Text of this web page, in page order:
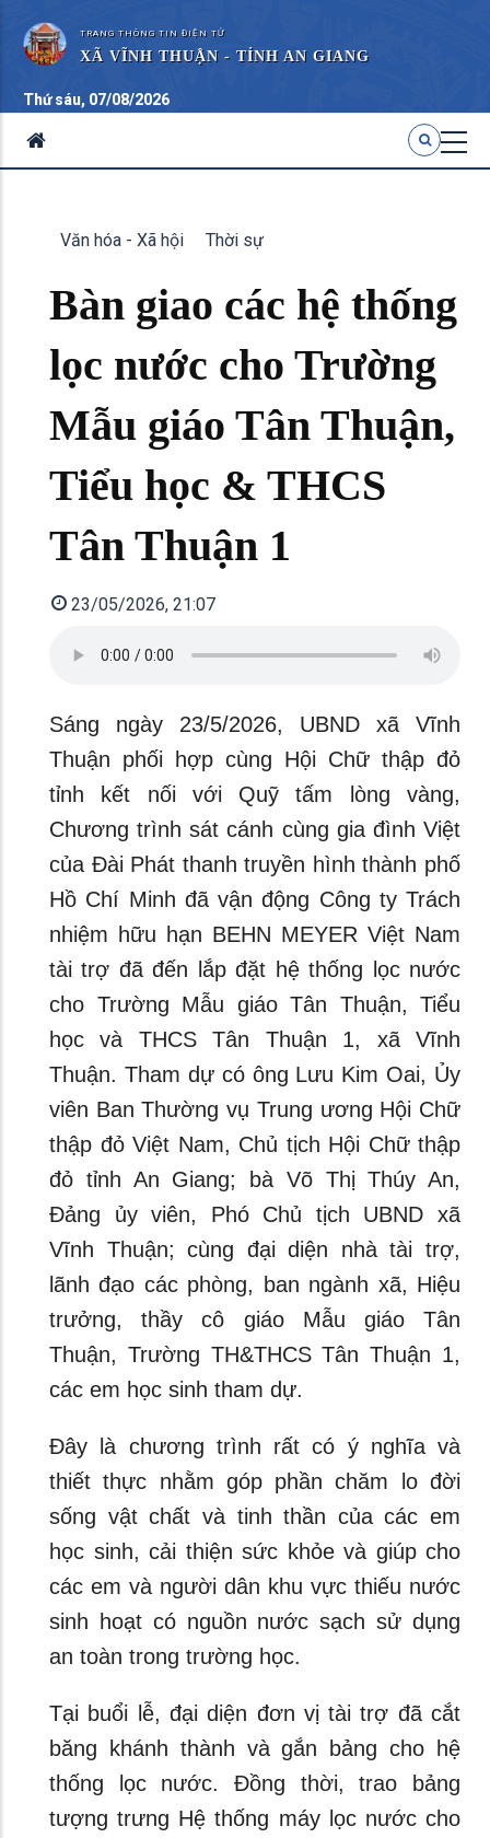
TRANG THÔNG TIN ĐIỆN TỬ
XÃ VĨNH THUẬN - TỈNH AN GIANG
Thứ sáu, 07/08/2026
Văn hóa - Xã hội Thời sự
Bàn giao các hệ thống
lọc nước cho Trường
Mẫu giáo Tân Thuận,
Tiểu học & THCS
Tân Thuận 1
23/05/2026, 21:07
Sáng ngày 23/5/2026, UBND xã Vĩnh
Thuận phối hợp cùng Hội Chữ thập đỏ
tỉnh kết nối với Quỹ tấm lòng vàng,
Chương trình sát cánh cùng gia đình Việt
của Đài Phát thanh truyền hình thành phố
Hồ Chí Minh đã vận động Công ty Trách
nhiệm hữu hạn BEHN MEYER Việt Nam
tài trợ đã đến lắp đặt hệ thống lọc nước
cho Trường Mẫu giáo Tân Thuận, Tiểu
học và THCS Tân Thuận 1, xã Vĩnh
Thuận. Tham dự có ông Lưu Kim Oai, Ủy
viên Ban Thường vụ Trung ương Hội Chữ
thập đỏ Việt Nam, Chủ tịch Hội Chữ thập
đỏ tỉnh An Giang; bà Võ Thị Thúy An,
Đảng ủy viên, Phó Chủ tịch UBND xã
Vĩnh Thuận; cùng đại diện nhà tài trợ,
lãnh đạo các phòng, ban ngành xã, Hiệu
trưởng, thầy cô giáo Mẫu giáo Tân
Thuận, Trường TH&THCS Tân Thuận 1,
các em học sinh tham dự.
Đây là chương trình rất có ý nghĩa và
thiết thực nhằm góp phần chăm lo đời
sống vật chất và tinh thần của các em
học sinh, cải thiện sức khỏe và giúp cho
các em và người dân khu vực thiếu nước
sinh hoạt có nguồn nước sạch sử dụng
an toàn trong trường học.
Tại buổi lễ, đại diện đơn vị tài trợ đã cắt
băng khánh thành và gắn bảng cho hệ
thống lọc nước. Đồng thời, trao bảng
tượng trưng Hệ thống máy lọc nước cho